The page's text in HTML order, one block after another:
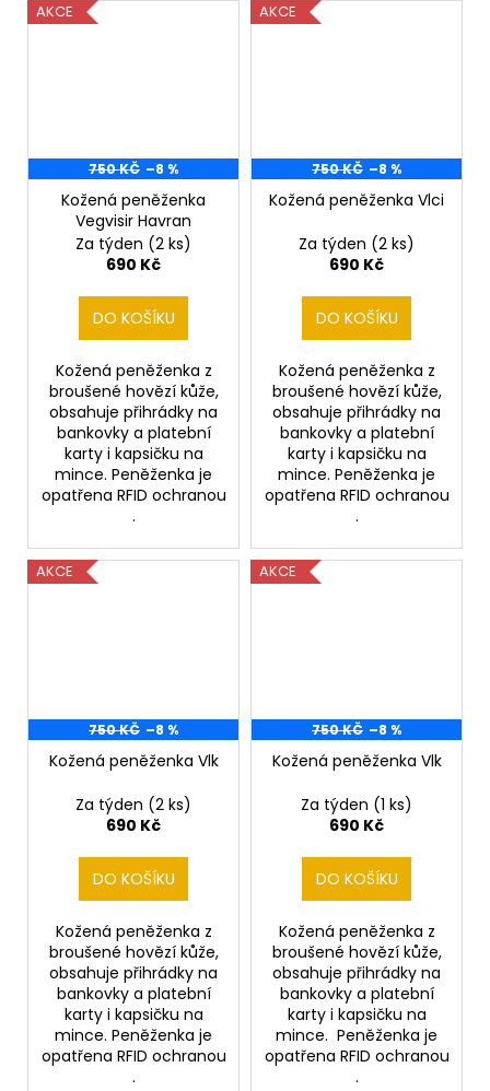
AKCE
750 KČ –8 %
Kožená peněženka
Vegvisir Havran
Za týden (2 ks)
690 Kč
DO KOŠÍKU
Kožená peněženka z
broušené hovězí kůže,
obsahuje přihrádky na
bankovky a platební
karty i kapsičku na
mince. Peněženka je
opatřena RFID ochranou
.
AKCE
750 KČ –8 %
Kožená peněženka Vlci
Za týden (2 ks)
690 Kč
DO KOŠÍKU
Kožená peněženka z
broušené hovězí kůže,
obsahuje přihrádky na
bankovky a platební
karty i kapsičku na
mince. Peněženka je
opatřena RFID ochranou
.
AKCE
750 KČ –8 %
Kožená peněženka Vlk
Za týden (2 ks)
690 Kč
DO KOŠÍKU
Kožená peněženka z
broušené hovězí kůže,
obsahuje přihrádky na
bankovky a platební
karty i kapsičku na
mince. Peněženka je
opatřena RFID ochranou
.
AKCE
750 KČ –8 %
Kožená peněženka Vlk
Za týden (1 ks)
690 Kč
DO KOŠÍKU
Kožená peněženka z
broušené hovězí kůže,
obsahuje přihrádky na
bankovky a platební
karty i kapsičku na
mince. Peněženka je
opatřena RFID ochranou
.